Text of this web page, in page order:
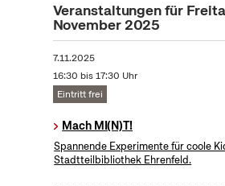
Veranstaltungen für
November 2025
7.11.2025
16:30 bis 17:30 Uhr
Eintritt frei
Mach MI(N)T!
Spannende Experimente für coole
Stadtteilbibliothek Ehrenfeld.